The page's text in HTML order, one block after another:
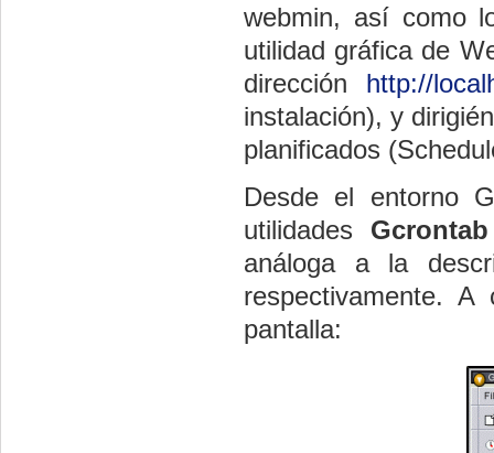
webmin, así como
utilidad gráfica de
dirección  http://
instalación), y
planificados
Desde el entorno
utilidades  Gcrontab
análoga a la
respectivamente.
pantalla: